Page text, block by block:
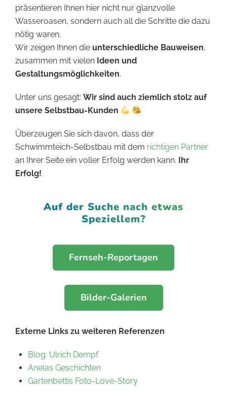
präsentieren Ihnen hier nicht nur glanzvolle
Wasseroasen, sondern auch all die Schritte die dazu
nötig waren.
Wir zeigen Ihnen die unterschiedliche Bauweisen,
zusammen mit vielen Ideen und
Gestaltungsmöglichkeiten.
Unter uns gesagt: Wir sind auch ziemlich stolz auf
unsere Selbstbau-Kunden
Überzeugen Sie sich davon, dass der
Schwimmteich-Selbstbau mit dem richtigen Partner
an Ihrer Seite ein voller Erfolg werden kann. Ihr
Erfolg!
Auf der Suche nach etwas
Speziellem?
Fernseh-Reportagen
Bilder-Galerien
Externe Links zu weiteren Referenzen
Blog: Ulrich Dempf
Anelas Geschichten
Gartenbettis Foto-Love-Story